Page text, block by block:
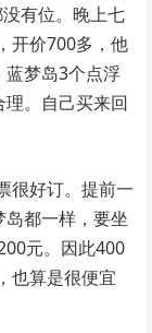
有位。晚上七
开价700多，他
蓝梦岛3个点浮
。自己买来回
很好订。提前一
都一样，要坐
元。因此400
也算是很便宜